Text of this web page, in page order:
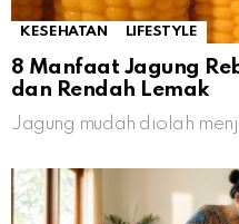
KESEHATAN LIFESTYLE
8 Manfaat Jagung
dan Rendah Lemak
Jagung mudah diolah